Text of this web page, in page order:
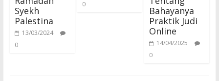
Syekh
Palestina
13/03/2024
0
0
Bahayanya
Praktik Judi
Online
14/04/2025
0